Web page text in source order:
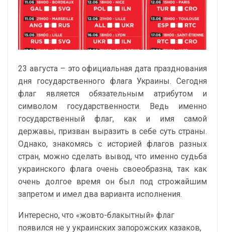
23 августа – это официальная дата празднования
дня государственного флага Украины. Сегодня
флаг является обязательным атрибутом и
символом государственности. Ведь именно
государственный флаг, как и имя самой
державы, призван выразить в себе суть страны.
Однако, знакомясь с историей флагов разных
стран, можно сделать вывод, что именно судьба
украинского флага очень своеобразна, так как
очень долгое время он был под строжайшим
запретом и имел два варианта исполнения.
Интересно, что «жовто-блакытный» флаг
появился не у украинских запорожских казаков,